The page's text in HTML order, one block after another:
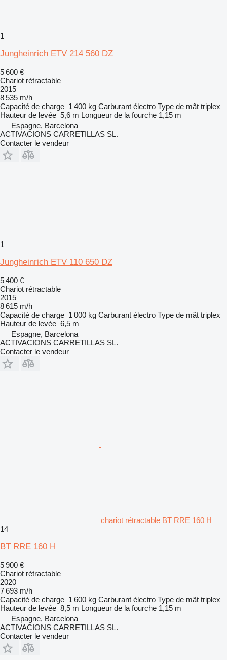
1
Jungheinrich ETV 214 560 DZ
5 600 €
Chariot rétractable
2015
8 535 m/h
Capacité de charge 1 400 kg Carburant électro Type de mât triplex
Hauteur de levée 5,6 m Longueur de la fourche 1,15 m
Espagne, Barcelona
ACTIVACIONS CARRETILLAS SL.
Contacter le vendeur
1
Jungheinrich ETV 110 650 DZ
5 400 €
Chariot rétractable
2015
8 615 m/h
Capacité de charge 1 000 kg Carburant électro Type de mât triplex
Hauteur de levée 6,5 m
Espagne, Barcelona
ACTIVACIONS CARRETILLAS SL.
Contacter le vendeur
chariot rétractable BT RRE 160 H
14
BT RRE 160 H
5 900 €
Chariot rétractable
2020
7 693 m/h
Capacité de charge 1 600 kg Carburant électro Type de mât triplex
Hauteur de levée 8,5 m Longueur de la fourche 1,15 m
Espagne, Barcelona
ACTIVACIONS CARRETILLAS SL.
Contacter le vendeur